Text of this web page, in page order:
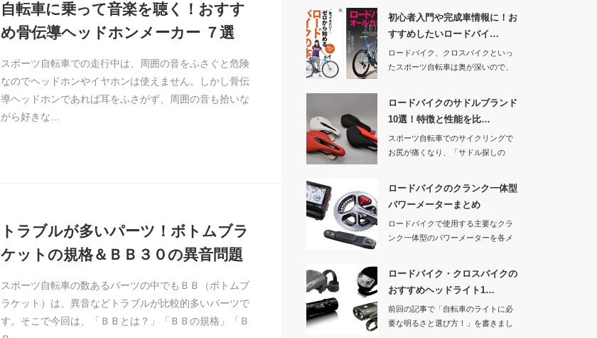
自転車に乗って音楽を聴く！おすす
め骨伝導ヘッドホンメーカー ７選
スポーツ自転車での走行中は、周囲の音をふさぐと危険
なのでヘッドホンやイヤホンは使えません。しかし骨伝
導ヘッドホンであれば耳をふさがず、周囲の音も拾いな
がら好きな…
トラブルが多いパーツ！ボトムブラ
ケットの規格＆ＢＢ３０の異音問題
スポーツ自転車の数あるパーツの中でもＢＢ（ボトムブ
ラケット）は、異音などトラブルが比較的多いパーツで
す。そこで今回は、「ＢＢとは？」「ＢＢの規格」「Ｂ
初心者入門や完成車情報に！お
すすめしたいロードバイ…
ロードバイク、クロスバイクといっ
たスポーツ自転車は奥が深いので、
ロードバイクのサドルブランド
10選！特徴と性能を比…
スポーツ自転車でのサイクリングで
お尻が痛くなり、「サドル探しの
ロードバイクのクランク一体型
パワーメーターまとめ
ロードバイクで使用する主要なクラ
ンク一体型のパワーメーターを各メ
ロードバイク・クロスバイクの
おすすめヘッドライト1…
前回の記事で「自転車のライトに必
要な明るさと選び方！」を書きまし